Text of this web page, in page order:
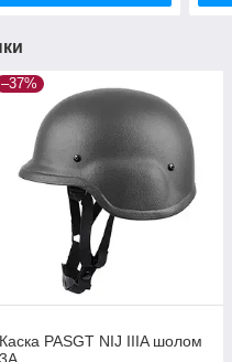
–37%
Каска PASGT NIJ IIIA шолом